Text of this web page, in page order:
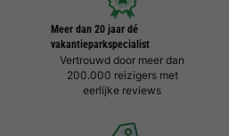
Meer dan 20 jaar dé
vakantieparkspecialist
Vertrouwd door meer dan
200.000 reizigers met
eerlijke reviews